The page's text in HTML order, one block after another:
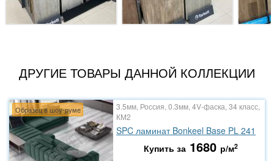
ДРУГИЕ ТОВАРЫ ДАННОЙ КОЛЛЕКЦИИ
Образец в шоу-руме
3.5мм, Россия, 0.3мм, 4V-фаска, 34 класс,
КМ2
SPC ламинат Bonkeel Base PL 241
Купить за 1680 р/м2